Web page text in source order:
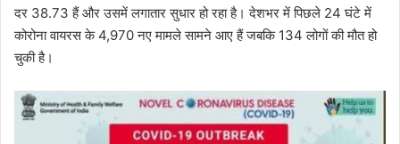
दर 38.73 हैं और उसमें लगातार सुधार हो रहा है। देशभर में पिछले 24 घंटे में
कोरोना वायरस के 4,970 नए मामले सामने आए हैं जबकि 134 लोगों की मौत हो
चुकी है।